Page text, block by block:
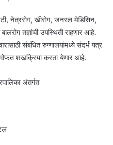
नेत्ररोग, खीरोग, जनरल मेडिसिन,
तज्ञांची उपस्थिती राहणार आहे.
संबंधित रुग्णालयांमध्ये संदर्भ पत्र
शखक्रिया करता येणार आहे.
अंतर्गत